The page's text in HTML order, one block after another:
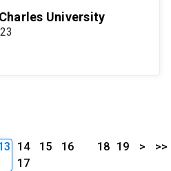
University
14 15
16
17
18 19 > >>